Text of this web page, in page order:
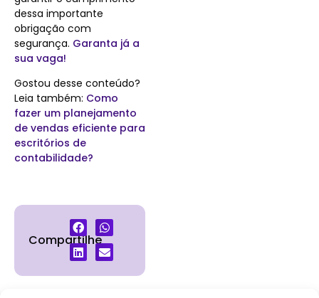
dessa importante
obrigação com
segurança. Garanta já a
sua vaga!
Gostou desse conteúdo?
Leia também: Como
fazer um planejamento
de vendas eficiente para
escritórios de
contabilidade?
Compartilhe